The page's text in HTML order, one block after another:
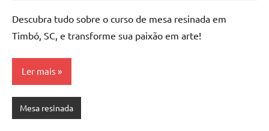
Descubra tudo sobre o curso de mesa resinada em
Timbó, SC, e transforme sua paixão em arte!
Ler mais
Mesa resinada